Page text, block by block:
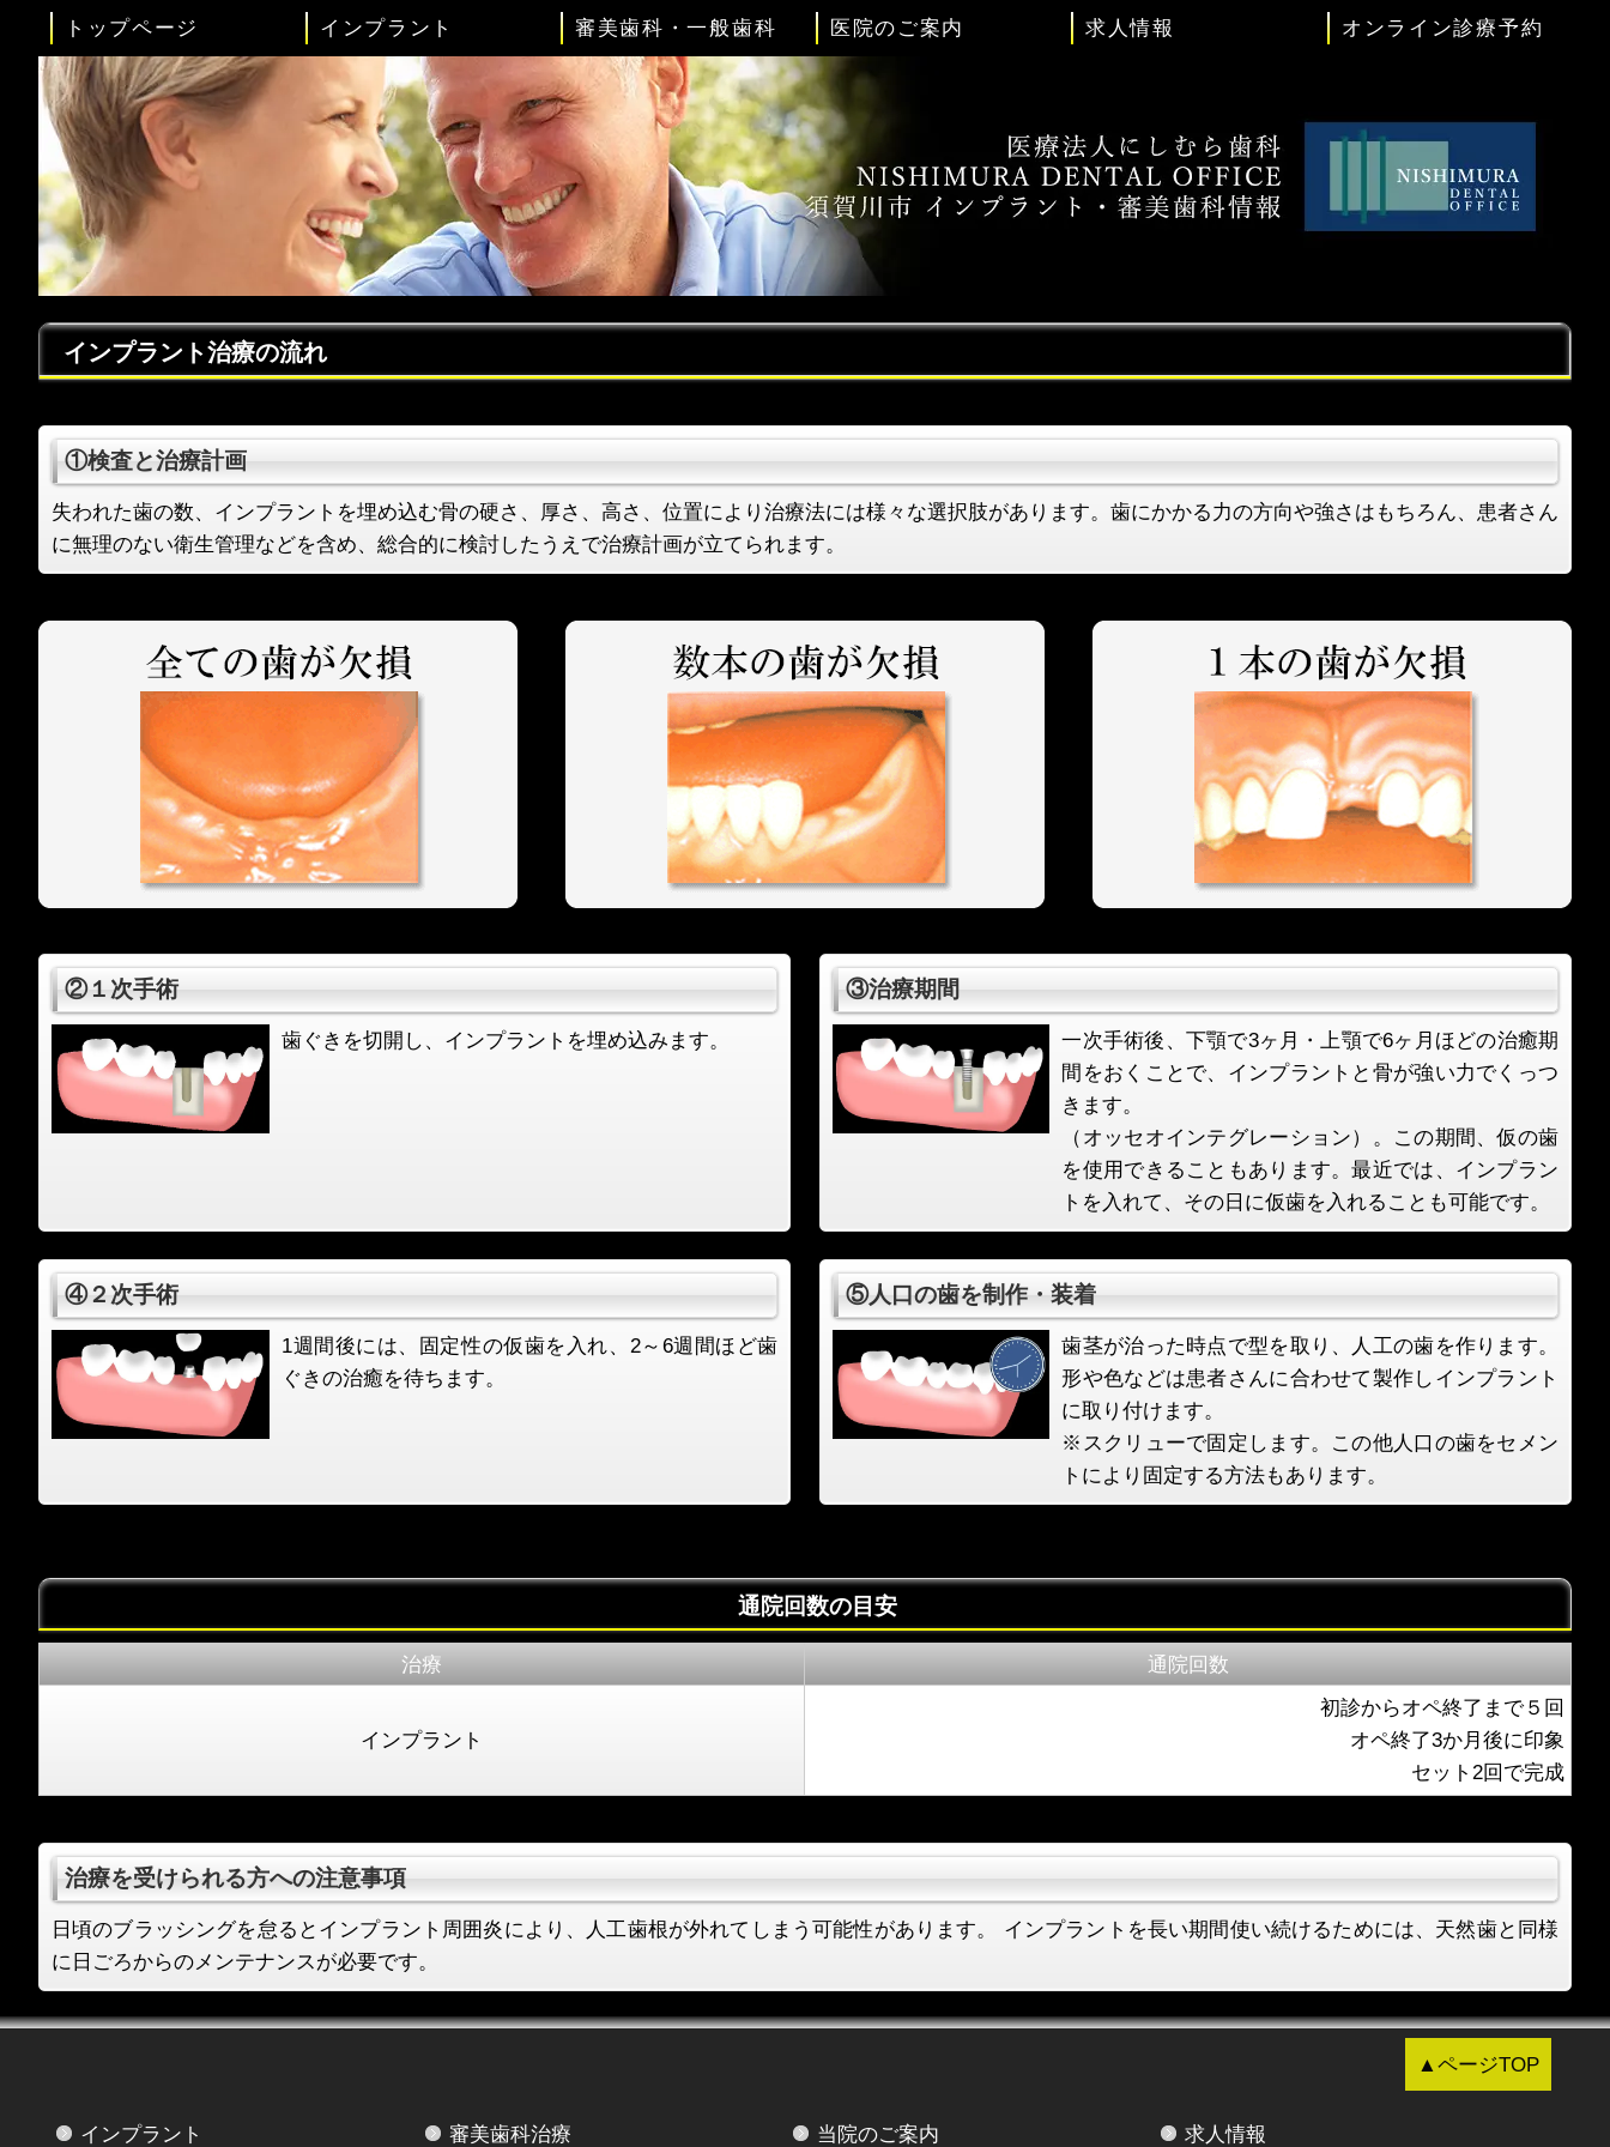
トップページ インプラント 審美歯科・一般歯科 医院のご案内 求人情報 オンライン診療予約
インプラント治療の流れ
①検査と治療計画
失われた歯の数、インプラントを埋め込む骨の硬さ、厚さ、高さ、位置により治療法には様々な選択肢があります。歯にかかる力の方向や強さはもちろん、患者さん
に無理のない衛生管理などを含め、総合的に検討したうえで治療計画が立てられます。
②１次手術
歯ぐきを切開し、インプラントを埋め込みます。
③治療期間
一次手術後、下顎で3ヶ月・上顎で6ヶ月ほどの治癒期
間をおくことで、インプラントと骨が強い力でくっつ
きます。
（オッセオインテグレーション）。この期間、仮の歯
を使用できることもあります。最近では、インプラン
トを入れて、その日に仮歯を入れることも可能です。
④２次手術
1週間後には、固定性の仮歯を入れ、2～6週間ほど歯
ぐきの治癒を待ちます。
⑤人口の歯を制作・装着
歯茎が治った時点で型を取り、人工の歯を作ります。
形や色などは患者さんに合わせて製作しインプラント
に取り付けます。
※スクリューで固定します。この他人口の歯をセメン
トにより固定する方法もあります。
通院回数の目安
治療 通院回数
インプラント
初診からオペ終了まで５回
オペ終了3か月後に印象
セット2回で完成
治療を受けられる方への注意事項
日頃のブラッシングを怠るとインプラント周囲炎により、人工歯根が外れてしまう可能性があります。 インプラントを長い期間使い続けるためには、天然歯と同様
に日ごろからのメンテナンスが必要です。
▲ページTOP
インプラント 審美歯科治療 当院のご案内 求人情報